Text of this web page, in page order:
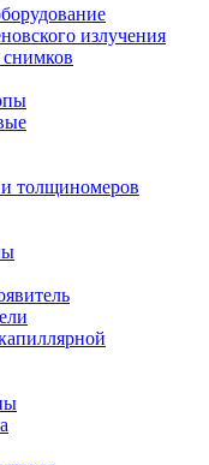
излучения
и толщиномеров